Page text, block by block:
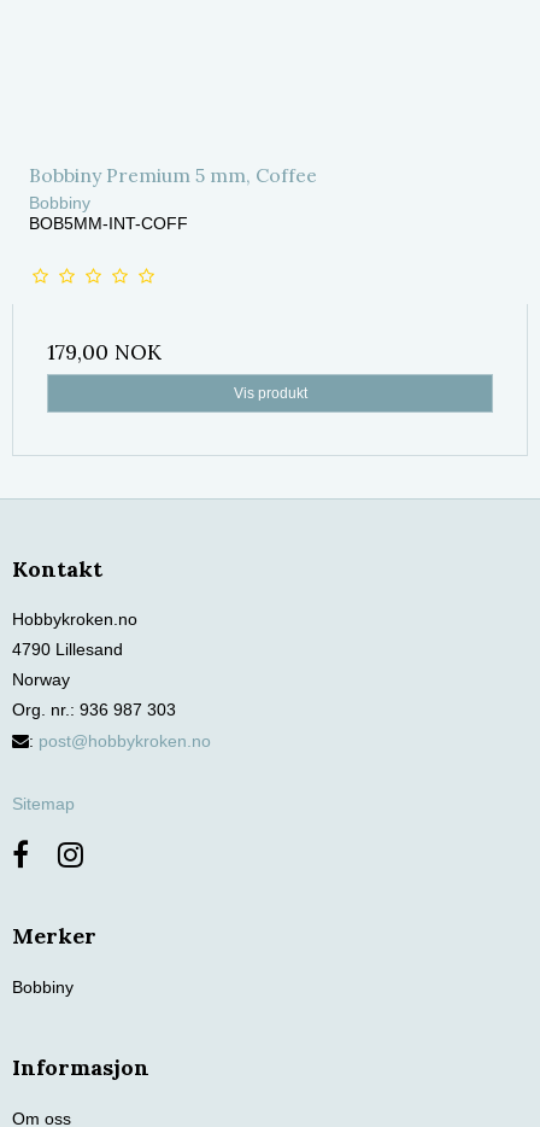
Bobbiny Premium 5 mm, Coffee
Bobbiny
BOB5MM-INT-COFF
179,00 NOK
Vis produkt
Kontakt
Hobbykroken.no
4790 Lillesand
Norway
Org. nr.: 936 987 303
: post@hobbykroken.no
Sitemap
Merker
Bobbiny
Informasjon
Om oss